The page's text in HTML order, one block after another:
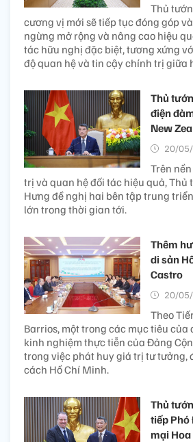
Thủ
cương vị mới sẽ tiếp tục đóng góp
ngừng mở rộng và nâng cao hiệu
tác hữu nghị đặc biệt, tương xứng
độ quan hệ và tin cậy chính trị giữa
Thủ
điện
New
20/
Trên
trị và quan hệ đối tác hiệu quả, Thủ
Hưng đề nghị hai bên tập trung
lớn trong thời gian tới.
Thêm
di sản
Castro
20/
Theo
Barrios, một trong các mục tiêu của
kinh nghiệm thực tiễn của Đảng
trong việc phát huy giá trị tư tưởng,
cách Hồ Chí Minh.
Thủ
tiếp Phó
mại Hoa